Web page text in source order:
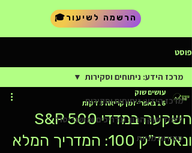
🎓הרשמה לשיעור
פוסט
מרכז הידע: ניתוחים וסקירות
לימוד שוק ההון: מדריכים ומושגי יסוד
סקירות מניות
מרכז הידע: ניתוחים וסקירות
השקעה במדדי S&P 500
ונאסד"ק 100: המדריך המלא
עושים שוק
16 באפר׳
זמן קריאה 3 דקות